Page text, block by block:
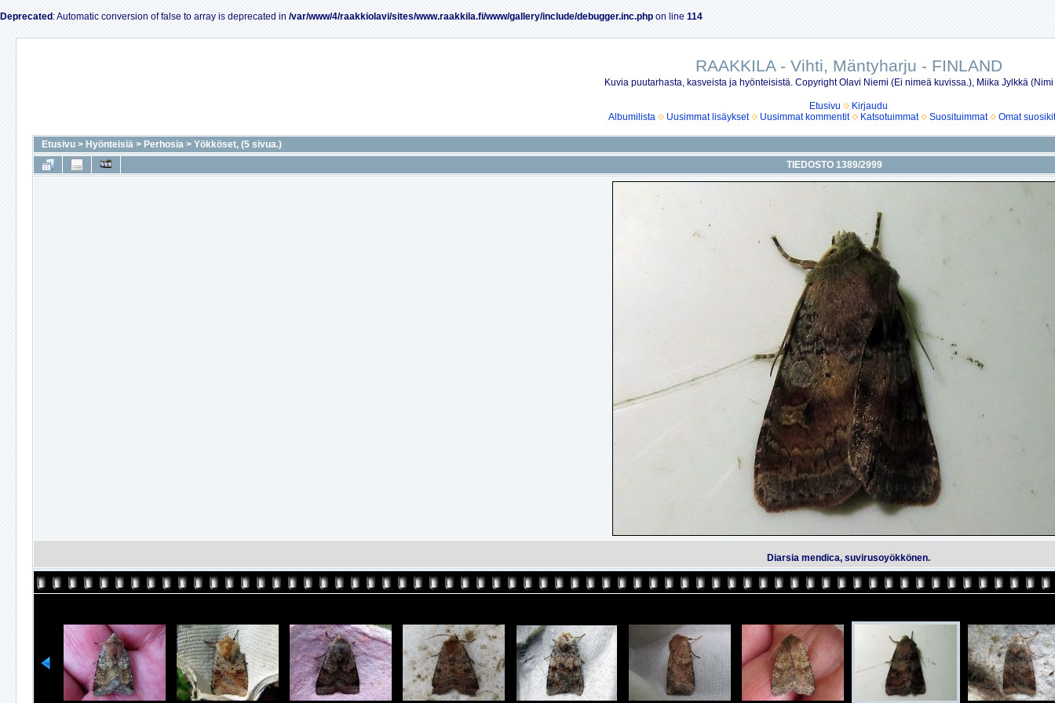
Deprecated : Automatic conversion of false to array is deprecated in /var/www/4/raakkiolavi/sites/www.raakkila.fi/www/gallery/include/debugger.inc.php on line 114
RAAKKILA - Vihti, Mäntyharju - FINLAND
Kuvia puutarhasta, kasveista ja hyönteisistä. Copyright Olavi Niemi (Ei nimeä kuvissa.), Miika Jylkkä
Etusivu
Kirjaudu
Albumilista
Uusimmat lisäykset Uusimmat kommentit Katsotuimmat Suosituimmat Omat suosikit
Etusivu > Hyönteisiä > Perhosia > Yökköset, (5 sivua.)
TIEDOSTO 1389/2999
Diarsia mendica, suvirusoyökkönen.